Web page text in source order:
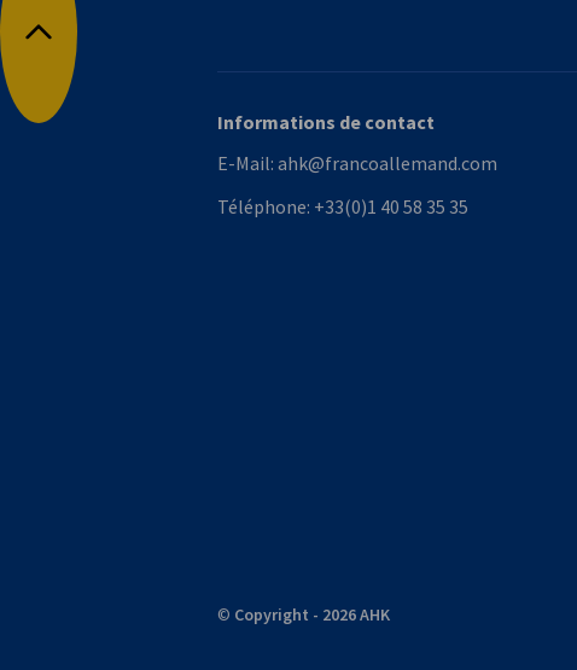
Retour en haut
Informations de contact
E-Mail: ahk@francoallemand.com
Téléphone: +33(0)1 40 58 35 35
© Copyright - 2026 AHK